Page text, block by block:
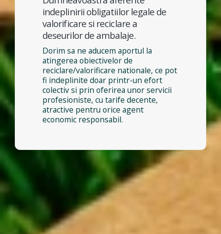
indeplinirii obligatiilor legale de
valorificare si reciclare a
deseurilor de ambalaje.
Dorim sa ne aducem aportul la
atingerea obiectivelor de
reciclare/valorificare nationale, ce pot
fi indeplinite doar printr-un efort
colectiv si prin oferirea unor servicii
profesioniste, cu tarife decente,
atractive pentru orice agent
economic responsabil.